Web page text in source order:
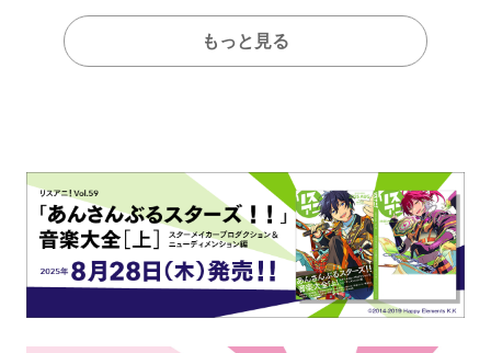
もっと見る